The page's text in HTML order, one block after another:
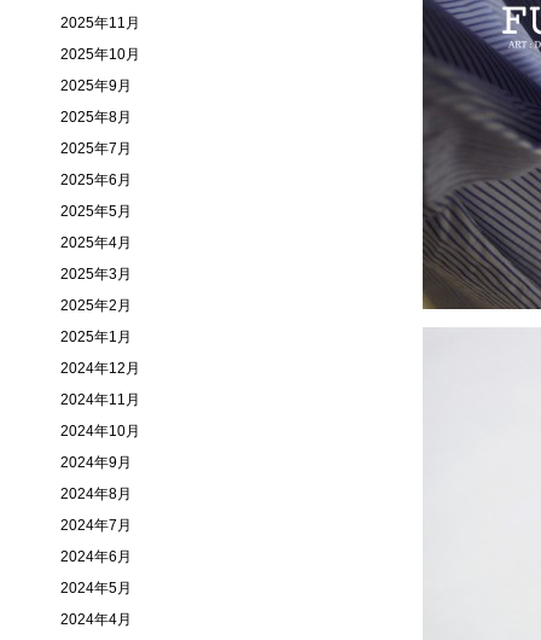
2025年11月
2025年10月
2025年9月
2025年8月
2025年7月
2025年6月
2025年5月
2025年4月
2025年3月
2025年2月
2025年1月
2024年12月
2024年11月
2024年10月
2024年9月
2024年8月
2024年7月
2024年6月
2024年5月
2024年4月